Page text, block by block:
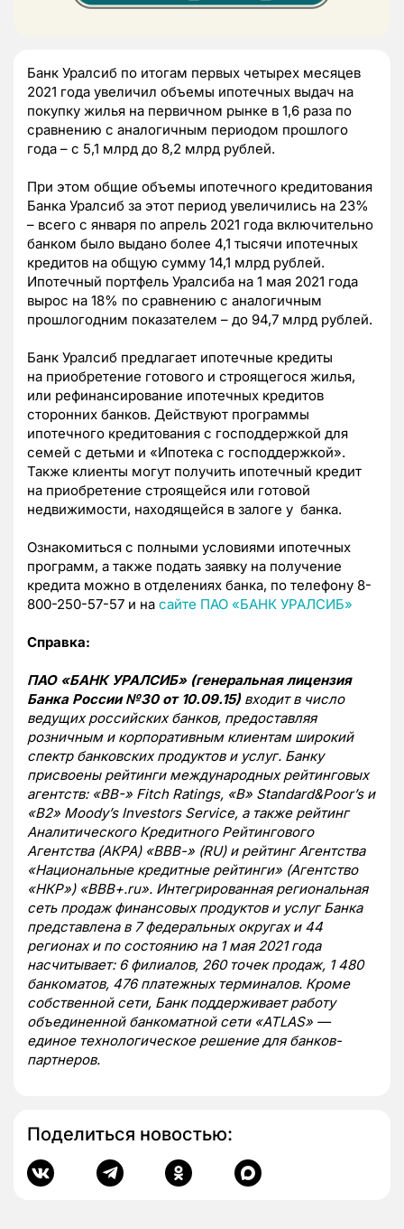
Банк Уралсиб по итогам первых четырех месяцев
2021 года увеличил объемы ипотечных выдач на
покупку жилья на первичном рынке в 1,6 раза по
сравнению с аналогичным периодом прошлого
года – с 5,1 млрд до 8,2 млрд рублей.
При этом общие объемы ипотечного кредитования
Банка Уралсиб за этот период увеличились на 23%
– всего с января по апрель 2021 года включительно
банком было выдано более 4,1 тысячи ипотечных
кредитов на общую сумму 14,1 млрд рублей.
Ипотечный портфель Уралсиба на 1 мая 2021 года
вырос на 18% по сравнению с аналогичным
прошлогодним показателем – до 94,7 млрд рублей.
Банк Уралсиб предлагает ипотечные кредиты
на приобретение готового и строящегося жилья,
или рефинансирование ипотечных кредитов
сторонних банков. Действуют программы
ипотечного кредитования с господдержкой для
семей с детьми и «Ипотека с господдержкой».
Также клиенты могут получить ипотечный кредит
на приобретение строящейся или готовой
недвижимости, находящейся в залоге у банка.
Ознакомиться с полными условиями ипотечных
программ, а также подать заявку на получение
кредита можно в отделениях банка, по телефону 8-
800-250-57-57 и на сайте ПАО «БАНК УРАЛСИБ»
Справка:
ПАО «БАНК УРАЛСИБ» (генеральная лицензия
Банка России №30 от 10.09.15) входит в число
ведущих российских банков, предоставляя
розничным и корпоративным клиентам широкий
спектр банковских продуктов и услуг. Банку
присвоены рейтинги международных рейтинговых
агентств: «ВB-» Fitch Ratings, «B» Standard&Poor’sи
«B2» Moody’s Investors Service, а также рейтинг
Аналитического Кредитного Рейтингового
Агентства (АКРА) «ВВВ-» (RU) и рейтинг Агентства
«Национальные кредитные рейтинги» (Агентство
«НКР») «ВВВ+.ru». Интегрированная региональная
сеть продаж финансовых продуктов и услуг Банка
представлена в 7 федеральных округах и 44
регионах и по состоянию на 1 мая 2021 года
насчитывает: 6 филиалов, 260 точек продаж, 1 480
банкоматов, 476 платежных терминалов. Кроме
собственной сети, Банк поддерживает работу
объединенной банкоматной сети «ATLAS» —
единое технологическое решение для банков-
партнеров.
Поделиться новостью: